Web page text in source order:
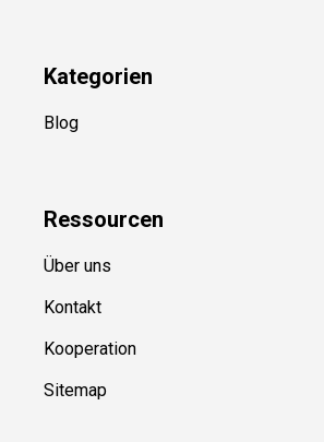
Kategorien
Blog
Ressourcen
Über uns
Kontakt
Kooperation
Sitemap